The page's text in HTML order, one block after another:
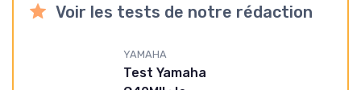
Voir les tests de notre rédaction
YAMAHA
Test Yamaha